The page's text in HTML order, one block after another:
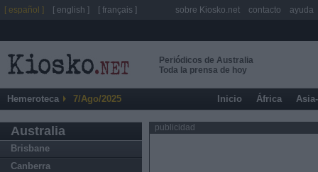
Periódicos de Australia
Toda la prensa de hoy
Hemeroteca 7/Ago/2025 Inicio África
Australia
Brisbane
Canberra
publicidad
[ español ] [ english ] [ français ] sobre Kiosko.net contacto ayuda